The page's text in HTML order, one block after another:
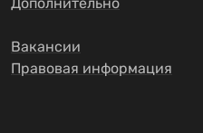
Вакансии
Правовая информация